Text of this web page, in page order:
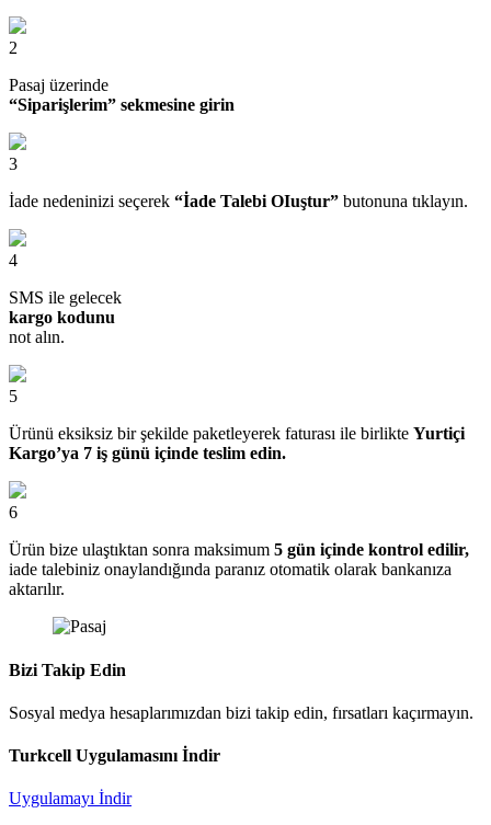
2
Pasaj üzerinde
“Siparişlerim” sekmesine girin
3
İade nedeninizi seçerek “İade Talebi OIuştur” butonuna tıklayın.
4
SMS ile gelecek
kargo kodunu
not alın.
5
Ürünü eksiksiz bir şekilde paketleyerek faturası ile birlikte Yurtiçi
Kargo’ya 7 iş günü içinde teslim edin.
6
Ürün bize ulaştıktan sonra maksimum 5 gün içinde kontrol edilir,
iade talebiniz onaylandığında paranız otomatik olarak bankanıza
aktarılır.
Bizi Takip Edin
Sosyal medya hesaplarımızdan bizi takip edin, fırsatları kaçırmayın.
Turkcell Uygulamasını İndir
Uygulamayı İndir